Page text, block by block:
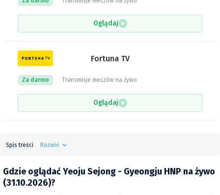
Oglądaj
Fortuna TV
Transmisje meczów na żywo
Za darmo
Oglądaj
Spis treści Rozwiń
Gdzie oglądać Yeoju Sejong - Gyeongju HNP na żywo
(31.10.2026)?